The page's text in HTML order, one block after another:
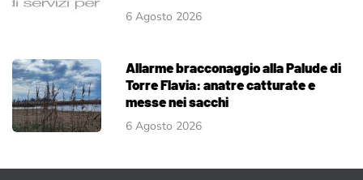
6 Agosto 2026
Allarme bracconaggio alla Palude di
Torre Flavia: anatre catturate e
messe nei sacchi
6 Agosto 2026